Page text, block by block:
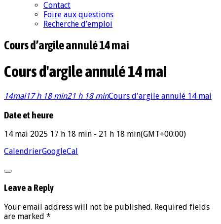
Contact
Foire aux questions
Recherche d’emploi
Cours d’argile annulé 14 mai
Cours d'argile annulé 14 mai
14mai17 h 18 min21 h 18 minCours d'argile annulé 14 mai
Date et heure
14 mai 2025 17 h 18 min - 21 h 18 min(GMT+00:00)
CalendrierGoogleCal
Leave a Reply
Your email address will not be published. Required fields
are marked *